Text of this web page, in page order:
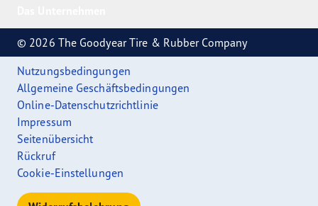
© 2026 The Goodyear Tire & Rubber Company
Nutzungsbedingungen
Allgemeine Geschäftsbedingungen
Online-Datenschutzrichtlinie
Impressum
Seitenübersicht
Rückruf
Cookie-Einstellungen